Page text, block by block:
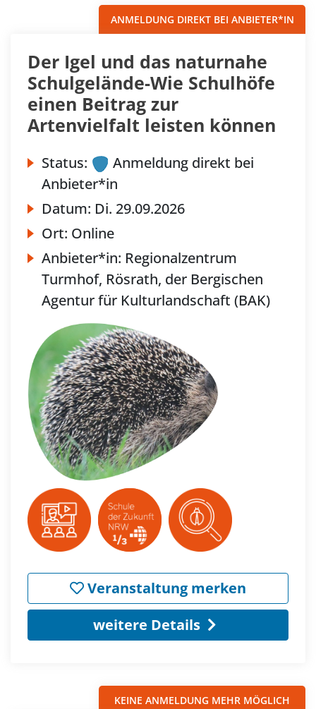
ANMELDUNG DIREKT BEI ANBIETER*IN
Der Igel und das naturnahe
Schulgelände-Wie Schulhöfe
einen Beitrag zur
Artenvielfalt leisten können
Status:
Anmeldung direkt bei
Anbieter*in
Datum: Di. 29.09.2026
Ort: Online
Anbieter*in: Regionalzentrum
Turmhof, Rösrath, der Bergischen
Agentur für Kulturlandschaft (BAK)
Veranstaltung merken
weitere Details
KEINE ANMELDUNG MEHR MÖGLICH